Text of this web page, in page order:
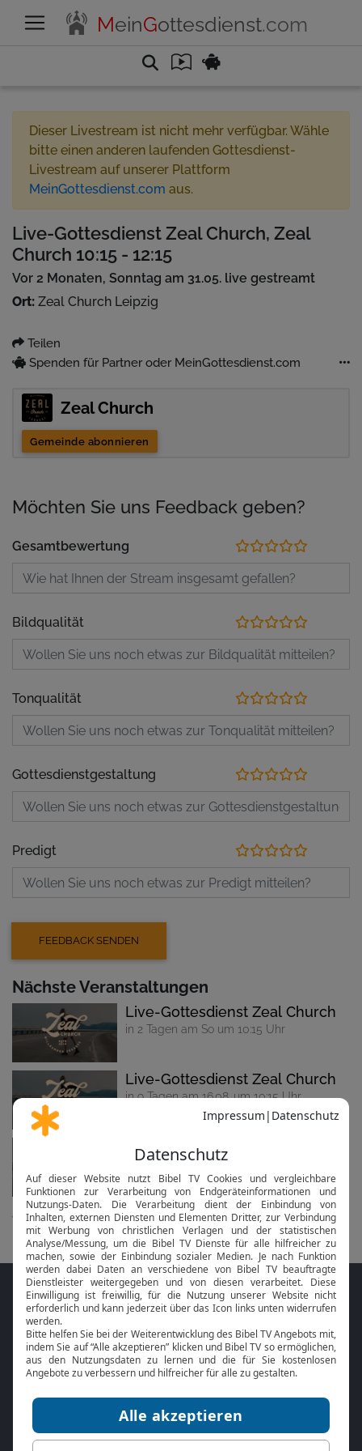
MeinGottesdienst.com
Dieser Livestream ist nicht mehr verfügbar. Wähle
bitte einen anderen laufenden Gottesdienst-
Livestream auf unserer Plattform
MeinGottesdienst.com aus.
Live-Gottesdienst Zeal Church, Zeal
Church 10:15 - 12:15
Vor 2 Monaten, Sonntag am 31.05. live gestreamt
Ort: Zeal Church Leipzig
Teilen
Spenden für Partner oder MeinGottesdienst.com
Zeal Church
Gemeinde abonnieren
Möchten Sie uns Feedback geben?
Gesamtbewertung
Bildqualität
Tonqualität
Gottesdienstgestaltung
Predigt
Nächste Veranstaltungen
Live-Gottesdienst Zeal Church
in 2 Tagen am So um 10:15 Uhr
Live-Gottesdienst Zeal Church
in 9 Tagen am 16.08. um 10:15 Uhr
Live-Gottesdienst Zeal Church
in 16 Tagen am 23.08. um 10:15 Uhr
alle anzeigen...
Folge MeinGottesdienst.com auf den
Sozialen Medien
Online Bibeloder derBibel-App
BibelTV können Sie die Bibeltexte während